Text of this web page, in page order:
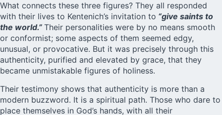
What connects these three figures? They all responded
with their lives to Kentenich’s invitation to “give saints to
the world.” Their personalities were by no means smooth
or conformist; some aspects of them seemed edgy,
unusual, or provocative. But it was precisely through this
authenticity, purified and elevated by grace, that they
became unmistakable figures of holiness.
Their testimony shows that authenticity is more than a
modern buzzword. It is a spiritual path. Those who dare to
place themselves in God’s hands, with all their